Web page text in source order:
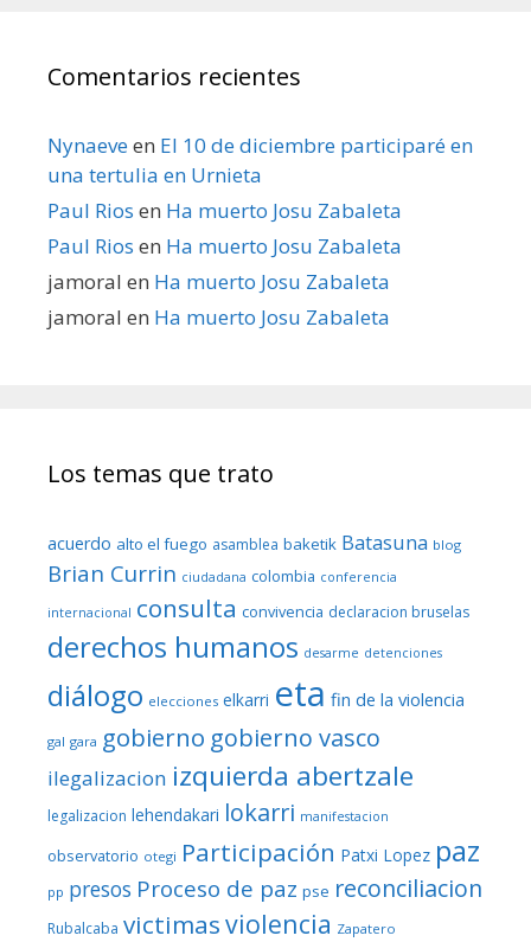
Comentarios recientes
Nynaeveen El 10 de diciembre participaré en
una tertulia en Urnieta
Paul Rios en Ha muerto Josu Zabaleta
Paul Rios en Ha muerto Josu Zabaleta
jamoral en Ha muerto Josu Zabaleta
jamoral en Ha muerto Josu Zabaleta
Los temas que trato
acuerdo alto el fuego asamblea baketik Batasuna blog
Brian Currin ciudadana colombia conferencia
internacional consulta convivencia declaracion bruselas
derechos humanos desarme detenciones
diálogo elecciones elkarri eta fin de la violencia
gal gara gobierno gobierno vasco
ilegalizacion izquierda abertzale
legalizacion lehendakari lokarri manifestacion
observatorio otegi Participación Patxi Lopez paz
pp presos Proceso de paz pse reconciliacion
Rubalcaba victimasviolencia Zapatero